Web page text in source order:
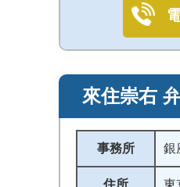
來住崇右
事務所 銀
住所
東